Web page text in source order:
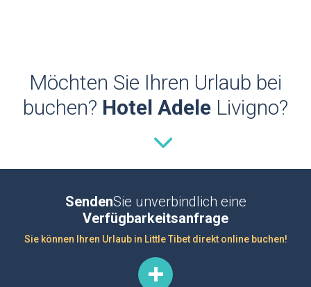
Möchten Sie Ihren Urlaub bei
buchen? Hotel Adele Livigno?
SendenSie unverbindlich eine
Verfügbarkeitsanfrage
Sie können Ihren Urlaub in Little Tibet direkt online buchen!